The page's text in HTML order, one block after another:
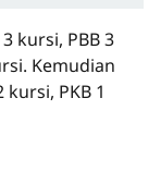
kursi, PBB 3
Kemudian
PKB 1